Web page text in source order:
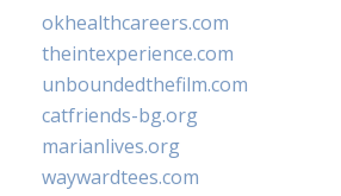
okhealthcareers.com
theintexperience.com
unboundedthefilm.com
catfriends-bg.org
marianlives.org
waywardtees.com